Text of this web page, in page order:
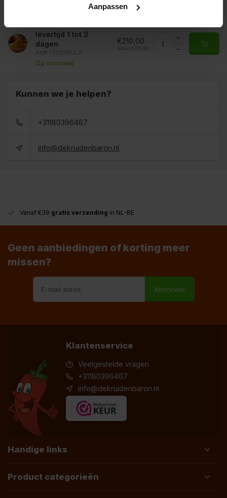
Aanpassen
levertijd 1 tot 3
dagen
Art# 17061BULK
Op voorraad
€210,00
Totaal: €210,00
Kunnen we je helpen?
+31180396467
info@dekruidenbaron.nl
Vanaf €39 gratis verzending in NL-BE
Geen aanbiedingen of korting meer
missen?
Abonneer
Klantenservice
Veelgestelde vragen
+31180396467
info@dekruidenbaron.nl
Handige links
Product categorieën